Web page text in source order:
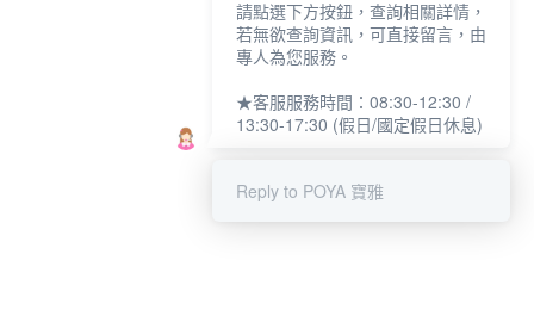
請點選下方按鈕，查詢相關詳情，
若無欲查詢資訊，可直接留言，由
專人為您服務。
★客服服務時間：08:30-12:30 /
13:30-17:30 (假日/國定假日休息)
Reply to POYA 寶雅